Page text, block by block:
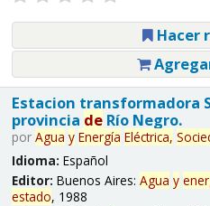
Hacer
Estacion transformadora
provincia deRío Negro.
por Agua y Energía Eléctrica,
Idioma: Español
Editor: Buenos Aires: Agua y
estado, 1988